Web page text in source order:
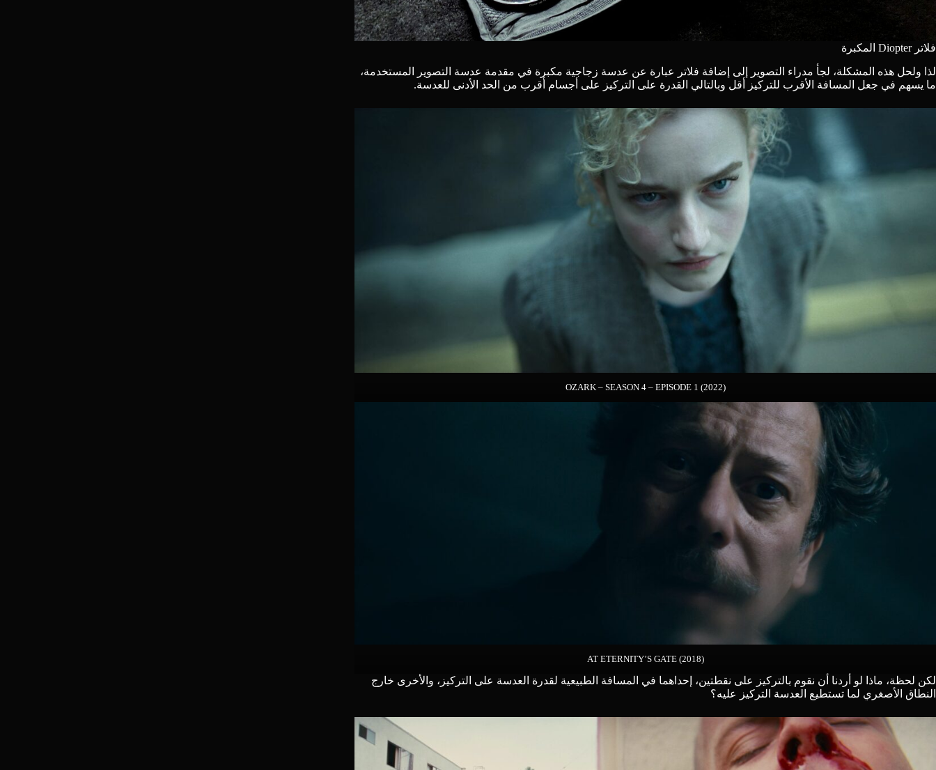
فلاتر Diopter المكبرة
لذا ولحل هذه المشكلة، لجأ مدراء التصوير إلى إضافة فلاتر عبارة عن عدسة زجاجية مكبرة في مقدمة عدسة التصوير المستخدمة،
ما يسهم في جعل المسافة الأقرب للتركيز أقل وبالتالي القدرة على التركيز على أجسام أقرب من الحد الأدنى للعدسة.
OZARK – SEASON 4 – EPISODE 1 (2022)
AT ETERNITY’S GATE (2018)
لكن لحظة، ماذا لو أردنا أن نقوم بالتركيز على نقطتين، إحداهما في المسافة الطبيعية لقدرة العدسة على التركيز، والأخرى خارج
النطاق الأصغري لما تستطيع العدسة التركيز عليه؟